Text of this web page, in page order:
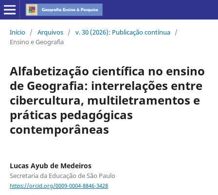
Início / Arquivos / v. 30 (2026): Publicação contínua /
Ensino e Geografia
Alfabetização científica no ensino
de Geografia: interrelações entre
cibercultura, multiletramentos e
práticas pedagógicas
contemporâneas
Lucas Ayub de Medeiros
Secretaria da Educação de São Paulo
https://orcid.org/0009-0004-8846-3428